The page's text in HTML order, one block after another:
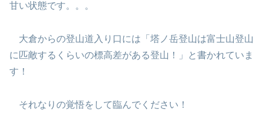
甘い状態です。。。
大倉からの登山道入り口には「塔ノ岳登山は富士山登山
に匹敵するくらいの標高差がある登山！」と書かれていま
す！
それなりの覚悟をして臨んでください！